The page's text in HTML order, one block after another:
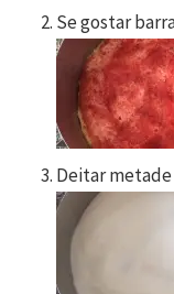
Se gostar
Deitar